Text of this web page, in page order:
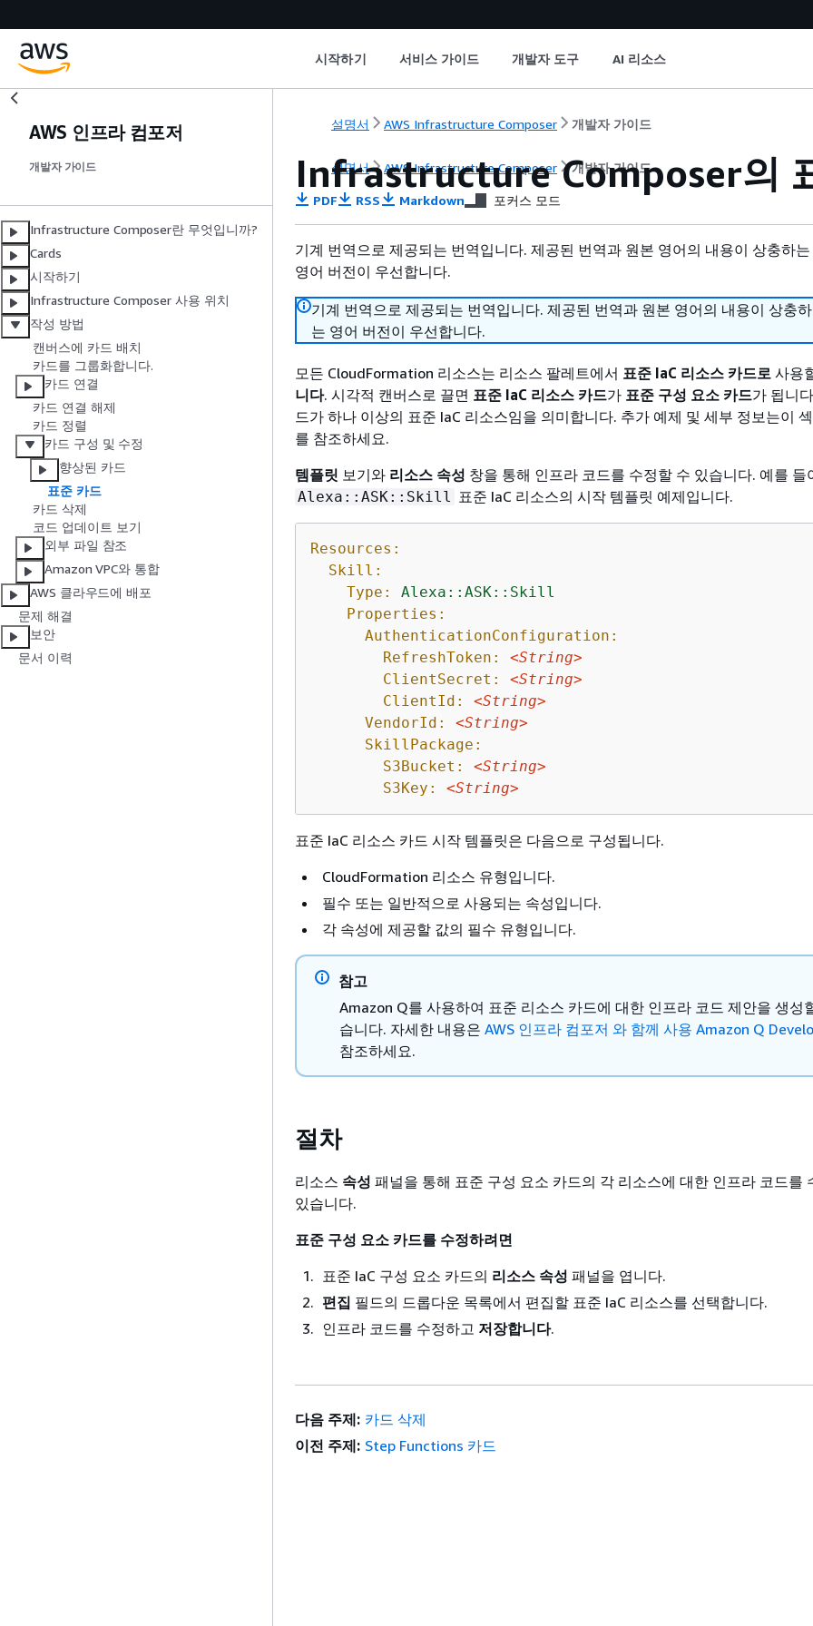
시작하기 서비스 가이드 개발자 도구 AI 리소스
AWS 인프라 컴포저
개발자 가이드
Infrastructure Composer란 무엇입니까?
Cards
시작하기
Infrastructure Composer 사용 위치
작성 방법
캔버스에 카드 배치
카드를 그룹화합니다.
카드 연결
카드 연결 해제
카드 정렬
카드 구성 및 수정
향상된 카드
표준 카드
카드 삭제
코드 업데이트 보기
외부 파일 참조
Amazon VPC와 통합
AWS 클라우드에 배포
문제 해결
보안
문서 이력
설명서 AWS Infrastructure Composer 개발자 가이드
설명서 AWS Infrastructure Composer 개발자 가이드
Infrastructure Composer의
PDF RSS Markdown 포커스 모드
기계 번역으로 제공되는 번역입니다. 제공된 번역과 원본 영어의 내용이 상충하
영어 버전이 우선합니다.
기계 번역으로 제공되는 번역입니다. 제공된 번역과 원본 영어의 내용이 상충
는 영어 버전이 우선합니다.
모든 CloudFormation 리소스는 리소스 팔레트에서 표준 IaC 리소스 카드로 사용
니다. 시각적 캔버스로 끌면 표준 IaC 리소스 카드가 표준 구성 요소 카드가 됩니
드가 하나 이상의 표준 IaC 리소스임을 의미합니다. 추가 예제 및 세부 정보는이
를 참조하세요.
템플릿 보기와 리소스 속성 창을 통해 인프라 코드를 수정할 수 있습니다. 예를 들
Alexa::ASK::Skill 표준 IaC 리소스의 시작 템플릿 예제입니다.
Resources:
Skill:
Type:
Alexa::ASK::Skill
Properties:
AuthenticationConfiguration:
RefreshToken:
<String>
ClientSecret:
<String>
ClientId:
<String>
VendorId:
<String>
SkillPackage:
S3Bucket:
<String>
S3Key:
<String>
표준 IaC 리소스 카드 시작 템플릿은 다음으로 구성됩니다.
CloudFormation 리소스 유형입니다.
필수 또는 일반적으로 사용되는 속성입니다.
각 속성에 제공할 값의 필수 유형입니다.
참고
Amazon Q를 사용하여 표준 리소스 카드에 대한 인프라 코드 제안을 생성
습니다. 자세한 내용은 AWS 인프라 컴포저 와 함께 사용 Amazon Q
참조하세요.
절차
리소스 속성 패널을 통해 표준 구성 요소 카드의 각 리소스에 대한 인프라 코드를
있습니다.
표준 구성 요소 카드를 수정하려면
표준 IaC 구성 요소 카드의 리소스 속성 패널을 엽니다.
편집 필드의 드롭다운 목록에서 편집할 표준 IaC 리소스를 선택합니다.
인프라 코드를 수정하고 저장합니다.
다음 주제: 카드 삭제
이전 주제: Step Functions 카드